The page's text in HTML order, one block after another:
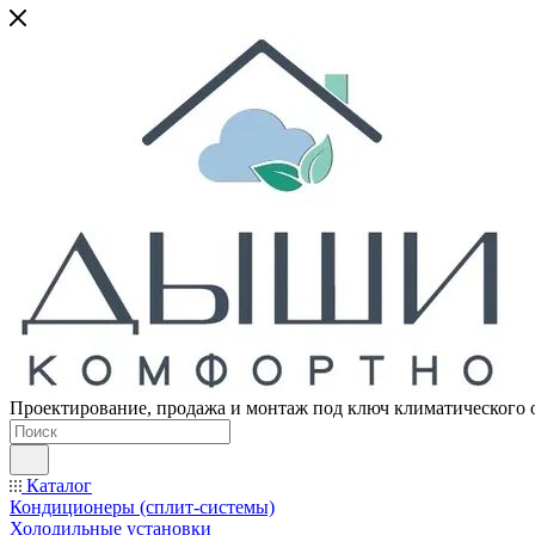
Проектирование, продажа и монтаж под ключ климатического
Каталог
Кондиционеры (сплит-системы)
Холодильные установки